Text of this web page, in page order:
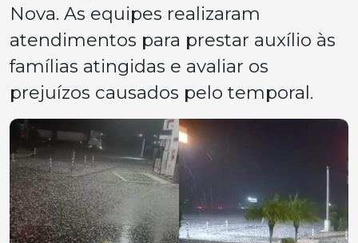
Nova. As equipes realizaram
atendimentos para prestar auxílio às
famílias atingidas e avaliar os
prejuízos causados pelo temporal.